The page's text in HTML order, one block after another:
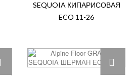
SEQUOIA КИПАРИСОВАЯ
ECO 11-26